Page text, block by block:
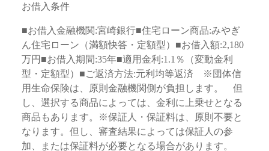
お借入条件
■お借入金融機関:宮崎銀行■住宅ローン商品:みやぎ
ん住宅ローン（満額快答・定額型）■お借入額:2,180
万円■お借入期間:35年■適用金利:1.1％（変動金利
型・定額型）■ご返済方法:元利均等返済 ※団体信
用生命保険は、原則金融機関側が負担します。 但
し、選択する商品によっては、金利に上乗せとなる
商品もあります。※保証人・保証料は、原則不要と
なります。但し、審査結果によっては保証人の参
加、または保証料が必要となる場合があります。